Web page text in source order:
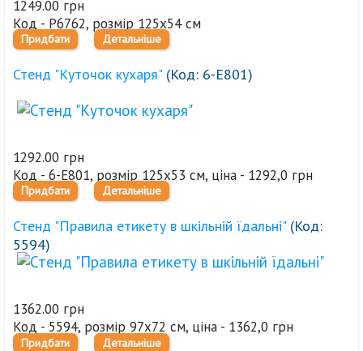
1249.00 грн
Код - Р6762, розмір 125х54 см
Придбати Детальніше
Стенд "Куточок кухаря" (Код: 6-Е801)
1292.00 грн
Код - 6-Е801, розмір 125х53 см, ціна - 1292,0 грн
Придбати Детальніше
Стенд "Правила етикету в шкільній їдальні" (Код:
5594)
1362.00 грн
Код - 5594, розмір 97х72 см, ціна - 1362,0 грн
Придбати Детальніше